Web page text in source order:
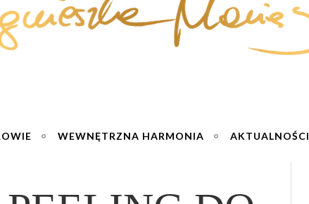
WEWNĘTRZNA HARMONIA AKTUALNOŚCI